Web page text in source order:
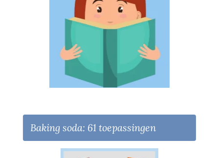
Baking soda: 61 toepassingen